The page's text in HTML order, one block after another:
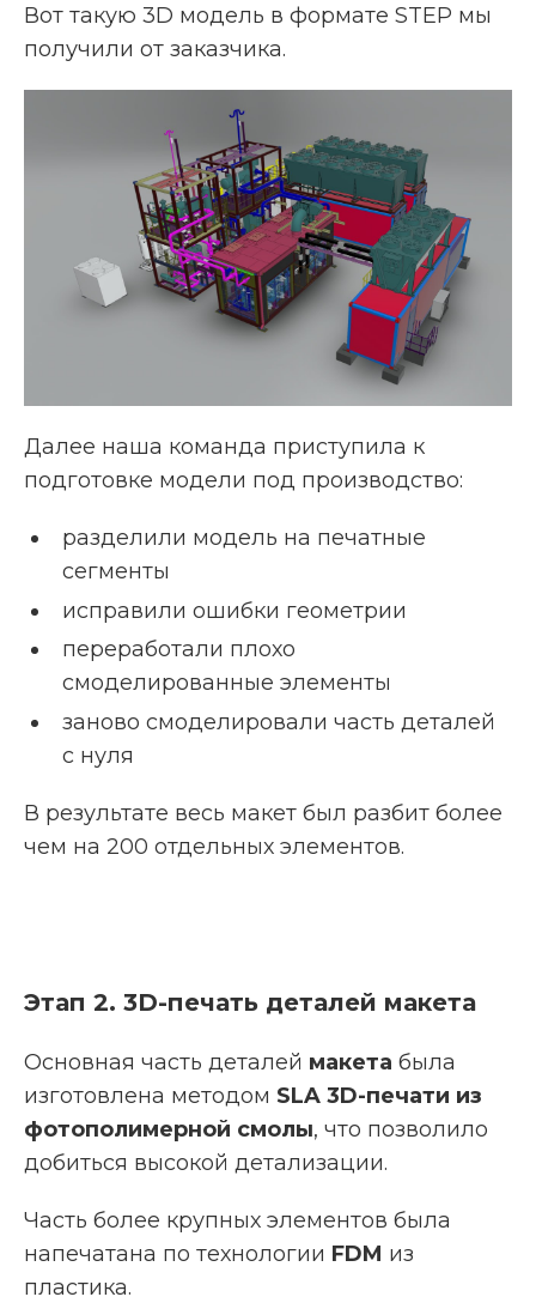
Вот такую 3D модель в формате STEP мы
получили от заказчика.
Далее наша команда приступила к
подготовке модели под производство:
разделили модель на печатные
сегменты
исправили ошибки геометрии
переработали плохо
смоделированные элементы
заново смоделировали часть деталей
с нуля
В результате весь макет был разбит более
чем на 200 отдельных элементов.
Этап 2. 3D-печать деталей макета
Основная часть деталей макета была
изготовлена методом SLA 3D-печати из
фотополимерной смолы, что позволило
добиться высокой детализации.
Часть более крупных элементов была
напечатана по технологии FDM из
пластика.